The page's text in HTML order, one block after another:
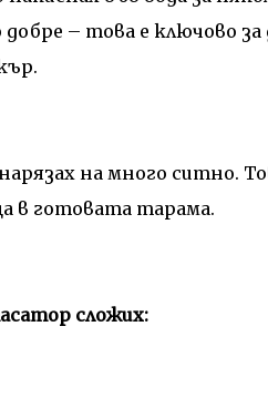
добре – това е ключово
на много ситно.
в готовата тарама.
сложих: